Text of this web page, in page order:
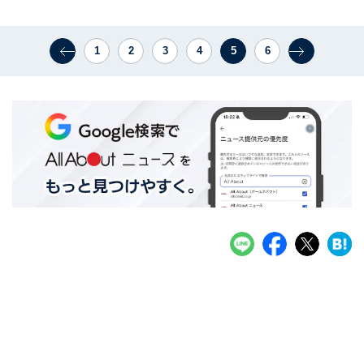
1 2 3 4 5 6